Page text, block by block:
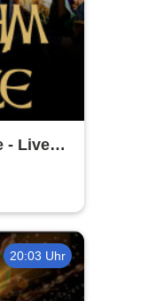
- Live
20:03 Uhr